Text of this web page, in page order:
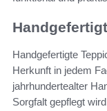
Handgefertigte
Herkunft in jedem
jahrhundertealter
Sorgfalt gepflegt